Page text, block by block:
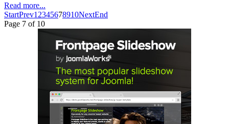
Read more...
StartPrev1 2345678910NextEnd
Page 7 of 10